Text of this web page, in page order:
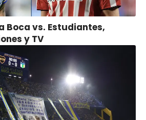
Boca vs. Estudiantes,
y TV